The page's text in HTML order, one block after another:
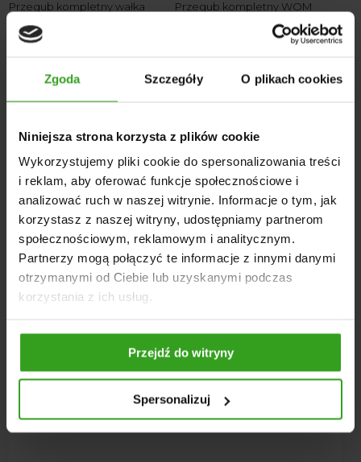
Zgoda Szczegóły O plikach cookies
Niniejsza strona korzysta z plików cookie
Wykorzystujemy pliki cookie do spersonalizowania treści
i reklam, aby oferować funkcje społecznościowe i
analizować ruch w naszej witrynie. Informacje o tym, jak
korzystasz z naszej witryny, udostępniamy partnerom
społecznościowym, reklamowym i analitycznym.
Partnerzy mogą połączyć te informacje z innymi danymi
otrzymanymi od Ciebie lub uzyskanymi podczas
korzystania z ich usług.
Przejdź do witryny
Spersonalizuj
Przegub kompletny wałka
130,00
Przegub kompletny WOM
Przegub kompletny wałka
WOM cytryna 34,5×41 krzyżak
Przegub kompletny
szerokokątny wewnętrzny na
trójkąt 53,6mm kzyżak
27×94/32×76